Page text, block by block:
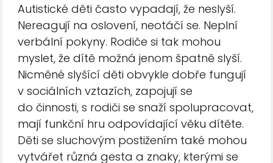
Autistické děti často vypadají, že neslyší.
Nereagují na oslovení, neotáčí se. Neplní
verbální pokyny. Rodiče si tak mohou
myslet, že dítě možná jenom špatně slyší.
Nicměné slyšící děti obvykle dobře fungují
v sociálních vztazích, zapojují se
do činnosti, s rodiči se snaží spolupracovat,
mají funkční hru odpovídající věku dítěte.
Děti se sluchovým postižením také mohou
vytvářet různá gesta a znaky, kterými se